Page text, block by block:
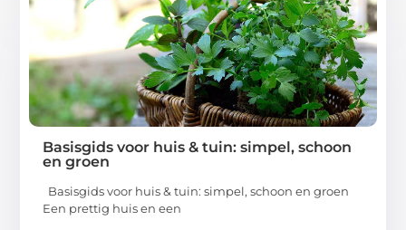
Basisgids voor huis & tuin: simpel, schoon
en groen
Basisgids voor huis & tuin: simpel, schoon en groen
Een prettig huis en een